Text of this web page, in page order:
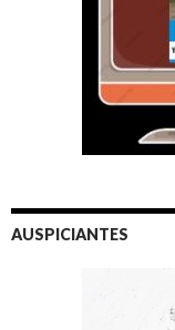
AUSPICIANTES